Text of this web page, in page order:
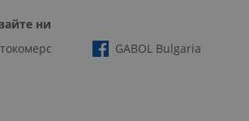
ни
GABOL Bulgaria